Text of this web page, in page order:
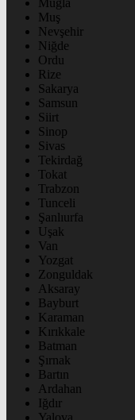
Muğla
Muş
Nevşehir
Niğde
Ordu
Rize
Sakarya
Samsun
Siirt
Sinop
Sivas
Tekirdağ
Tokat
Trabzon
Tunceli
Şanlıurfa
Uşak
Van
Yozgat
Zonguldak
Aksaray
Bayburt
Karaman
Kırıkkale
Batman
Şırnak
Bartın
Ardahan
Iğdır
Yalova